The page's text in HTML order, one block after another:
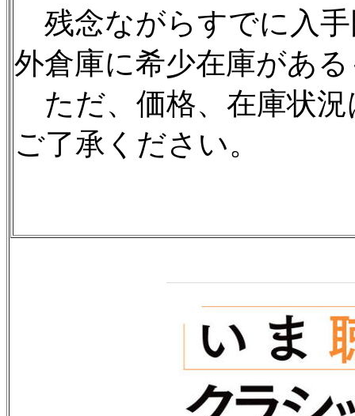
残念ながらすでに入
外倉庫に希少在庫があ
ただ、価格、在庫状
ご了承ください。